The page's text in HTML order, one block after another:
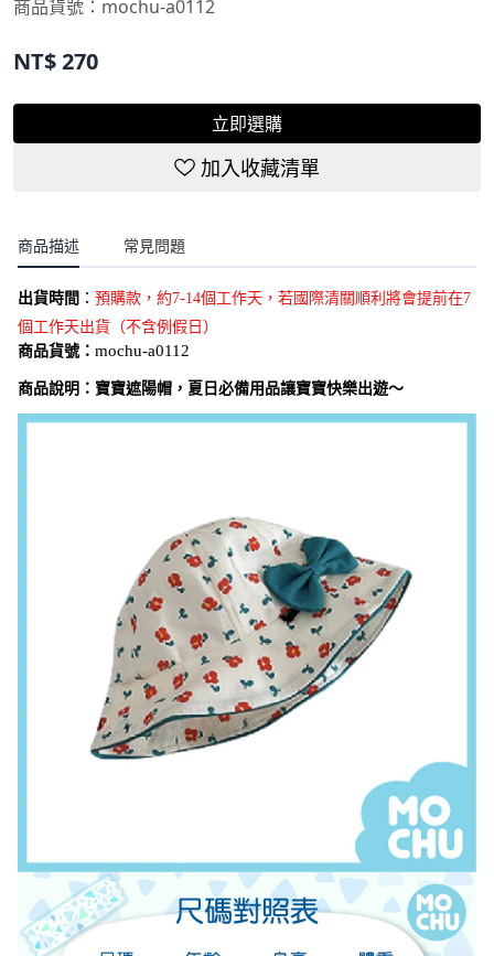
商品貨號： mochu-a0112
NT$270
立即選購
加入收藏清單
商品描述 常見問題
出貨時間 ： 預購款，約7-14個工作天，若國際清關順利將會提前在7
個工作天出貨（不含例假日）
商品貨號： mochu-a0112
商品說明： 寶寶遮陽帽，夏日必備用品讓寶寶快樂出遊～